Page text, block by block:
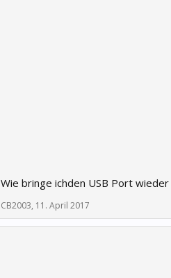
Wie bringe ichden USB Port wieder
CB2003, 11. April 2017